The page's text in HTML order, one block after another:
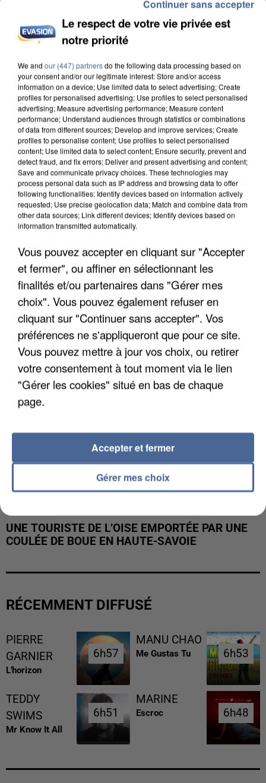
L’UN DES FONDATEURS SUPPOSÉS DE LA DZ
MAFIA INTERPELLÉ EN ALGÉRIE
UN SECOND CADRE DE LA DZ MAFIA
INTERPELLÉ EN ALGÉRIE
UNE TOURISTE DE L’OISE EMPORTÉE PAR UNE
COULÉE DE BOUE EN HAUTE-SAVOIE
RÉCEMMENT DIFFUSÉ
PIERRE
GARNIER
L'horizon
6h57
6h57
MANU CHAO
Me Gustas Tu 6h53
6h53
TEDDY
SWIMS
Mr Know It All
6h51
6h51
MARINE
Escroc 6h48
6h48
Le respect de votre vie privée est
notre priorité
We and our (447) partnersdo the following data processing based on
your consent and/or our legitimate interest: Store and/or access
information on a device; Use limited data to select advertising; Create
profiles for personalised advertising; Use profiles to select personalised
advertising; Measure advertising performance; Measure content
performance; Understand audiences through statistics or combinations
of data from different sources; Develop and improve services; Create
profiles to personalise content; Use profiles to select personalised
content; Use limited data to select content; Ensure security, prevent and
detect fraud, and fix errors; Deliver and present advertising and content;
Save and communicate privacy choices. These technologies may
process personal data such as IP address and browsing data to offer
following functionalities: Identify devices based on information actively
requested; Use precise geolocation data; Match and combine data from
other data sources; Link different devices; Identify devices based on
information transmitted automatically.
Vous pouvez accepter en cliquant sur "Accepter
et fermer", ou affiner en sélectionnant les
finalités et/ou partenaires dans "Gérer mes
choix". Vous pouvez également refuser en
cliquant sur "Continuer sans accepter". Vos
préférences ne s'appliqueront que pour ce site.
Vous pouvez mettre à jour vos choix, ou retirer
votre consentement à tout moment via le lien
"Gérer les cookies" situé en bas de chaque
page.
Gérer mes choix
Accepter et fermer
Continuer sans accepter